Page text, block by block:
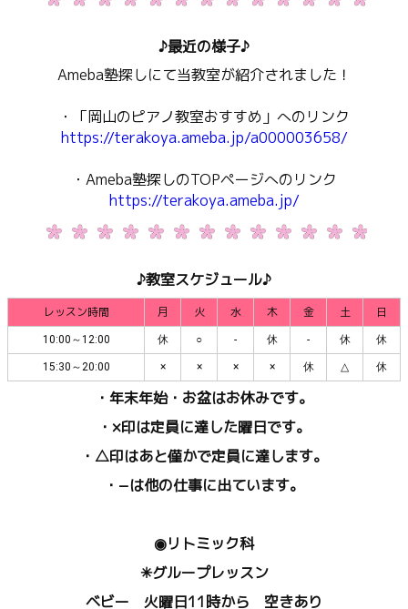
♪最近の様子♪
Ameba塾探しにて当教室が紹介されました！
・「岡山のピアノ教室おすすめ」へのリンク
https://terakoya.ameba.jp/a000003658/
・Ameba塾探しのTOPページへのリンク
https://terakoya.ameba.jp/
♪教室スケジュール♪
レッスン時間 月 火 水 木 金 土 日
10:00～12:00 休 ○ - 休 - 休 休
15:30～20:00 × × × × 休 △ 休
・年末年始・お盆はお休みです。
・×印は定員に達した曜日です。
・△印はあと僅かで定員に達します。
・−は他の仕事に出ています。
◉リトミック科
✳︎グループレッスン
ベビー 火曜日11時から 空きあり